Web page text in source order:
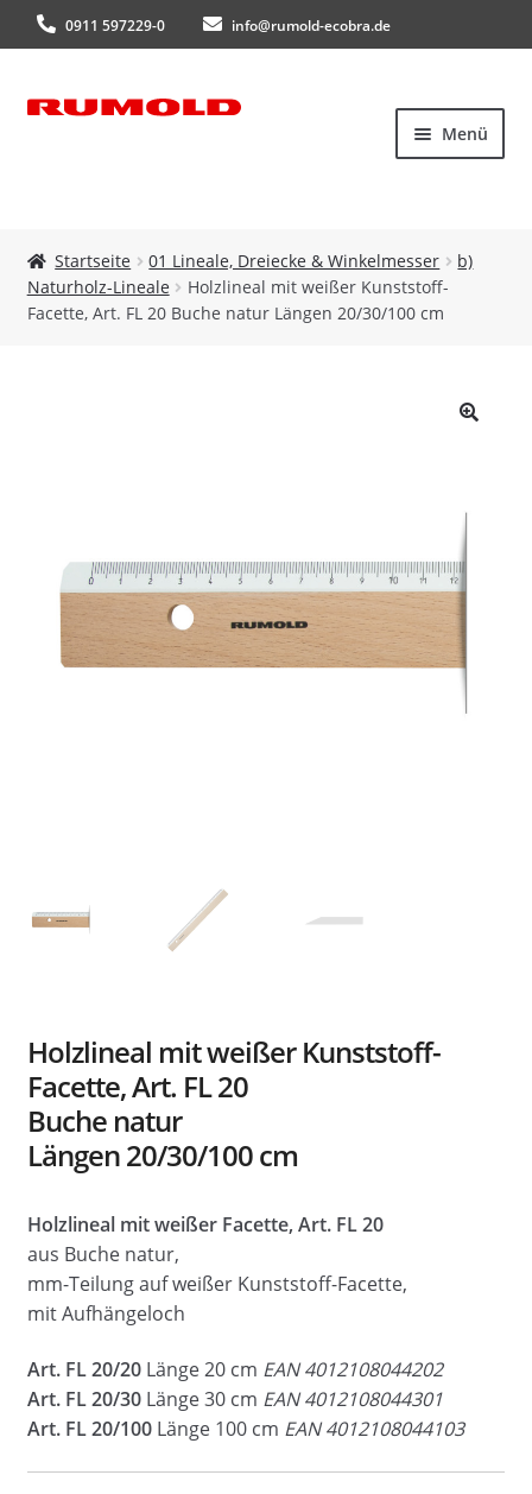
0911 597229-0 info@rumold-ecobra.de
Zur
Zum
Menü
Über uns
Kontakt
Startseite 01 Lineale, Dreiecke & Winkelmesser
b)
Naturholz-Lineale
Holzlineal mit weißer Kunststoff-
Facette, Art. FL 20 Buche natur Längen 20/30/100 cm
Holzlineal mit weißer Kunststoff-
Facette, Art. FL 20
Buche natur
Längen 20/30/100 cm
Holzlineal mit weißer Facette, Art. FL 20
aus Buche natur,
mm-Teilung auf weißer Kunststoff-Facette,
mit Aufhängeloch
Art. FL 20/20Länge 20 cm EAN 4012108044202
Art. FL 20/30Länge 30 cm EAN 4012108044301
Art. FL 20/100Länge 100 cm EAN 4012108044103